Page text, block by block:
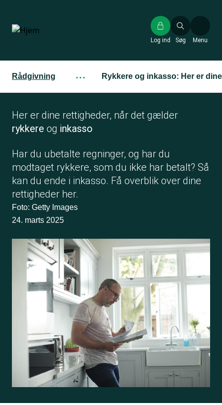
hovedindhold
Søg
Log ind Menu
Rådgivning ··· Rykkere og inkasso: Her er
Her er dine rettigheder, når det gælder
rykkere og inkasso
Har du ubetalte regninger, og har du
modtaget rykkere, som du ikke har betalt? Så
kan du ende i inkasso. Få overblik over dine
rettigheder her.
Foto: Getty Images
24. marts 2025